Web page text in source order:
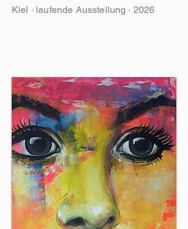
Kiel · laufende Ausstellung · 2026